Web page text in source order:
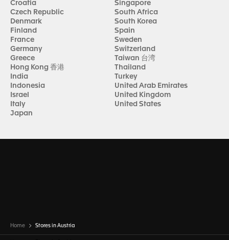
Croatia
Czech Republic
Denmark
Finland
France
Germany
Greece
Hong Kong 香港
India
Indonesia
Israel
Italy
Japan
Singapore
South Africa
South Korea
Spain
Sweden
Switzerland
Taiwan 台湾
Thailand
Turkey
United Arab Emirates
United Kingdom
United States
Home Stores in Austria